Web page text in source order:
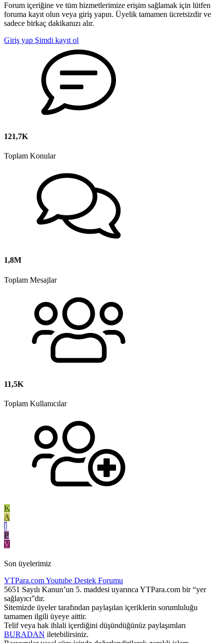
Forum içeriğine ve tüm hizmetlerimize erişim sağlamak için lütfen
foruma kayıt olun veya giriş yapın. Üyelik tamamen ücretsizdir ve
sadece birkaç dakikanızı alır.
Giriş yap Şimdi kayıt ol
121,7K
Toplam Konular
1,8M
Toplam Mesajlar
11,5K
Toplam Kullanıcılar
K
A
I
P
V
Son üyelerimiz
YTPara.comYoutube Destek Forumu
5651 Sayılı Kanun’un 5. maddesi uyarınca YTPara.com bir “yer
sağlayıcı”dır.
Sitemizde üyeler tarafından paylaşılan içeriklerin sorumluluğu
tamamen ilgili üyeye aittir.
Telif veya hak ihlali içerdiğini düşündüğünüz paylaşımları
BURADAN iletebilirsiniz.